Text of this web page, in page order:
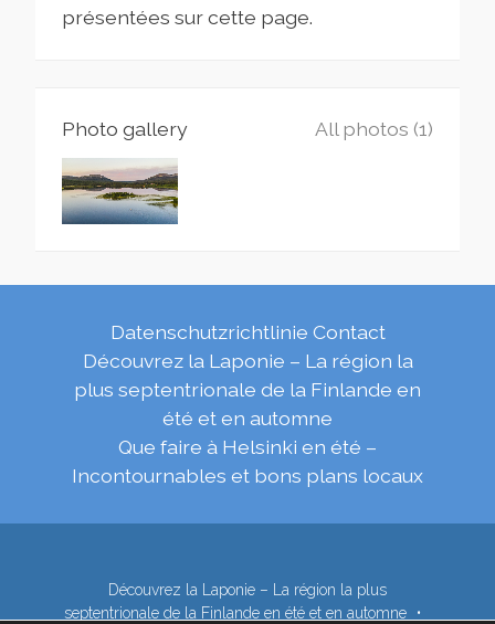
présentées sur cette page.
Photo gallery All photos (1)
Datenschutzrichtlinie Contact
Découvrez la Laponie – La région la
plus septentrionale de la Finlande en
été et en automne
Que faire à Helsinki en été –
Incontournables et bons plans locaux
Découvrez la Laponie – La région la plus
septentrionale de la Finlande en été et en automne